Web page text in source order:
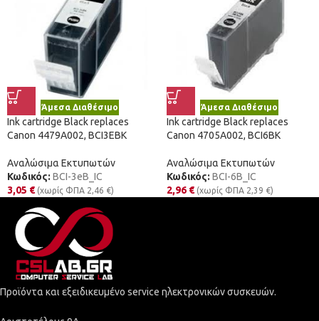
Άμεσα Διαθέσιμο
Ink cartridge Black replaces
Canon 4479A002, BCI3EBK
Αναλώσιμα Εκτυπωτών
Κωδικός: BCI-3eB_IC
3,05 € (χωρίς ΦΠΑ 2,46 €)
Άμεσα Διαθέσιμο
Ink cartridge Black replaces
Canon 4705A002, BCI6BK
Αναλώσιμα Εκτυπωτών
Κωδικός: BCI-6B_IC
2,96 € (χωρίς ΦΠΑ 2,39 €)
Προϊόντα και εξειδικευμένο service ηλεκτρονικών συσκευών.